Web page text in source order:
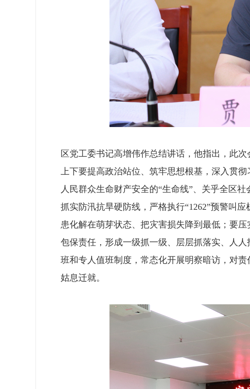
区党工委书记高增伟作总结讲话，他指出，此
上下要提高政治站位、筑牢思想根基，深入贯
人民群众生命财产安全的“生命线”、关乎全区
抓实防汛抗旱硬防线，严格执行“1262”预警叫
患化解在萌芽状态、把灾害损失降到最低；要
包保责任，形成一级抓一级、层层抓落实、人
班和专人值班制度，常态化开展明察暗访，对
姑息迁就。